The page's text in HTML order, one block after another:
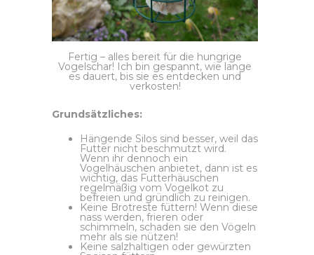
Fertig – alles bereit für die hungrige
Vogelschar! Ich bin gespannt, wie lange
es dauert, bis sie es entdecken und
verkosten!
Grundsätzliches:
Hängende Silos sind besser, weil das
Futter nicht beschmutzt wird.
Wenn ihr dennoch ein
Vogelhäuschen anbietet, dann ist es
wichtig, das Futterhäuschen
regelmäßig vom Vogelkot zu
befreien und gründlich zu reinigen.
Keine Brotreste füttern! Wenn diese
nass werden, frieren oder
schimmeln, schaden sie den Vögeln
mehr als sie nützen!
Keine salzhaltigen oder gewürzten